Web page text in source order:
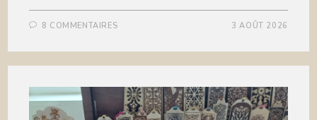
8 COMMENTAIRES 3 AOÛT 2026